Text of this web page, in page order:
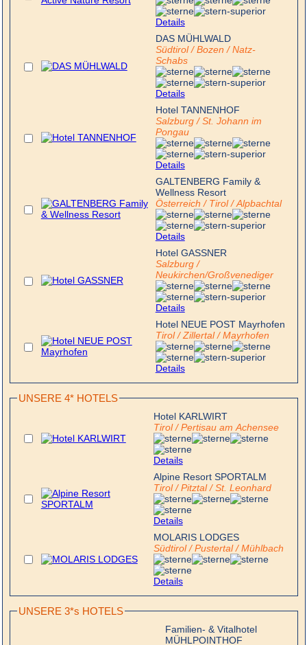
Details
DAS MÜHLWALD
Südtirol / Bozen / Natz-
Schabs
Details
Hotel TANNENHOF
Salzburg / St. Johann im
Pongau
Details
GALTENBERG Family &
Wellness Resort
Österreich / Tirol / Alpbachtal
Details
Hotel GASSNER
Salzburg /
Neukirchen/Großvenediger
Details
Hotel NEUE POST Mayrhofen
Tirol / Zillertal / Mayrhofen
Details
UNSERE 4* HOTELS
Hotel KARLWIRT
Tirol / Pertisau am Achensee
Details
Alpine Resort SPORTALM
Tirol / Pitztal / St. Leonhard
Details
MOLARIS LODGES
Südtirol / Pustertal / Mühlbach
Details
UNSERE 3*s HOTELS
Familien- & Vitalhotel
MÜHLPOINTHOF